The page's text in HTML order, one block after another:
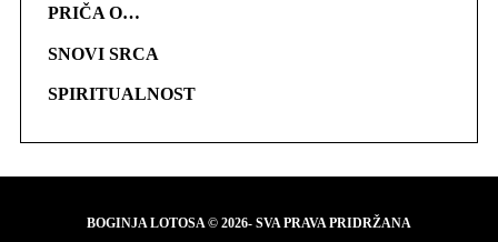
PRIČA O…
SNOVI SRCA
SPIRITUALNOST
BOGINJA LOTOSA © 2026- SVA PRAVA PRIDRŽANA